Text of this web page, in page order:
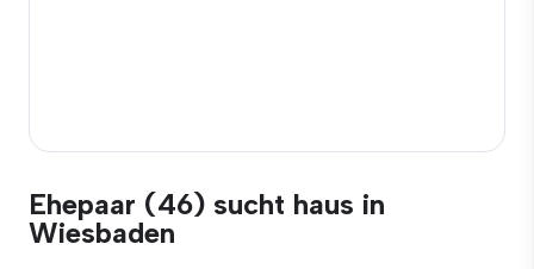
Ehepaar (46) sucht haus in
Wiesbaden